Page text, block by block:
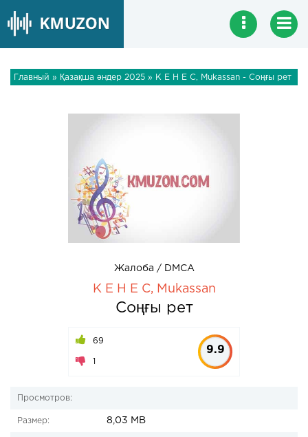
Главный » Қазақша әндер 2025 » К Е Н Е С, Mukassan - Cоңғы рет
Жалоба / DMCA
К Е Н Е С, Mukassan
Cоңғы рет
69
1
9.9
Просмотров:
Размер: 8,03 MB